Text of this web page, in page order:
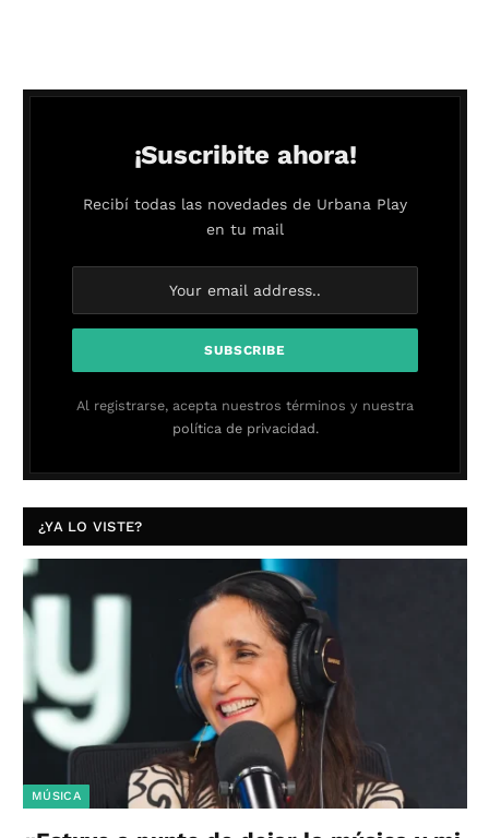
¡Suscribite ahora!
Recibí todas las novedades de Urbana Play
en tu mail
Al registrarse, acepta nuestros términos y nuestra
política de privacidad.
¿YA LO VISTE?
MÚSICA